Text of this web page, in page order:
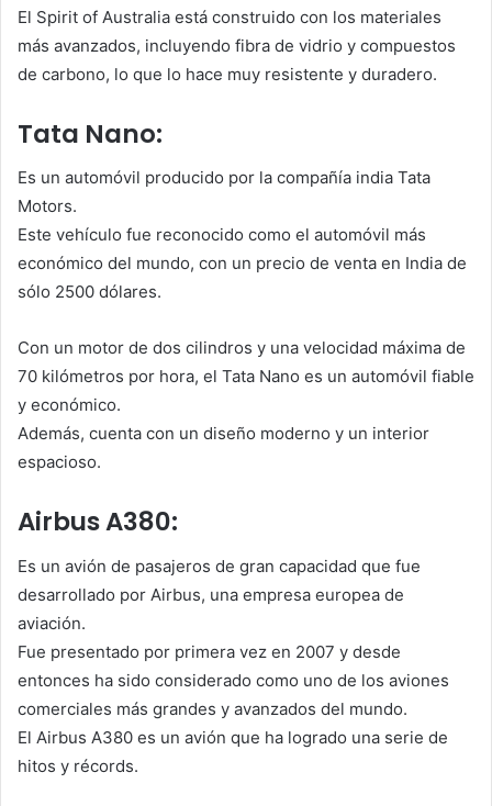
El Spirit of Australia está construido con los materiales
más avanzados, incluyendo fibra de vidrio y compuestos
de carbono, lo que lo hace muy resistente y duradero.
Tata Nano:
Es un automóvil producido por la compañía india Tata
Motors.
Este vehículo fue reconocido como el automóvil más
económico del mundo, con un precio de venta en India de
sólo 2500 dólares.
Con un motor de dos cilindros y una velocidad máxima de
70 kilómetros por hora, el Tata Nano es un automóvil fiable
y económico.
Además, cuenta con un diseño moderno y un interior
espacioso.
Airbus A380:
Es un avión de pasajeros de gran capacidad que fue
desarrollado por Airbus, una empresa europea de
aviación.
Fue presentado por primera vez en 2007 y desde
entonces ha sido considerado como uno de los aviones
comerciales más grandes y avanzados del mundo.
El Airbus A380 es un avión que ha logrado una serie de
hitos y récords.